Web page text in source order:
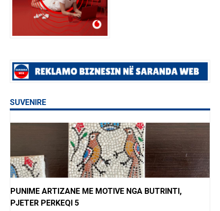
SUVENIRE
PUNIME ARTIZANE ME MOTIVE NGA BUTRINTI,
PJETER PERKEQI 5